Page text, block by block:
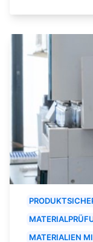
MATERIALIEN